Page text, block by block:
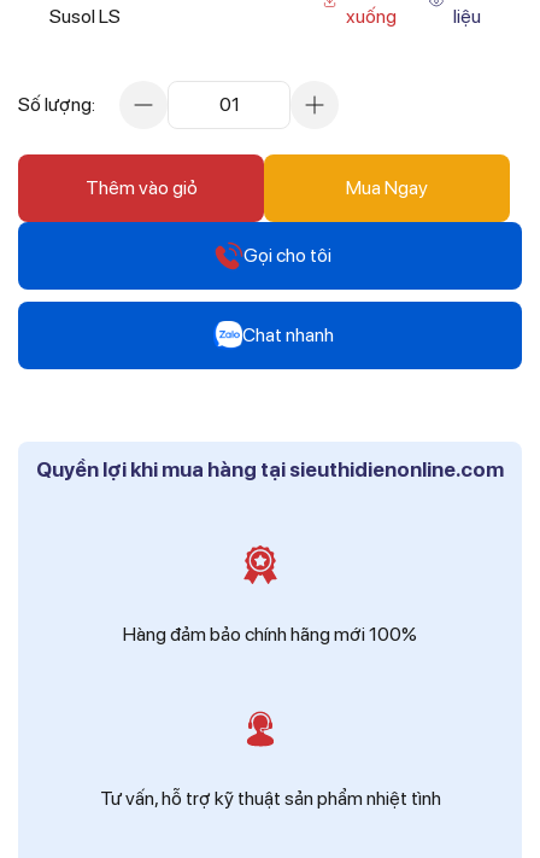
Susol LS
xuống
liệu
Số lượng: 01
Thêm vào giỏ Mua Ngay
Gọi cho tôi
0916 804 808
Chat nhanh
Mr Trâm - Điện Thái Dương
Quyền lợi khi mua hàng tại sieuthidienonline.com
Hàng đảm bảo chính hãng mới 100%
Tư vấn, hỗ trợ kỹ thuật sản phẩm nhiệt tình